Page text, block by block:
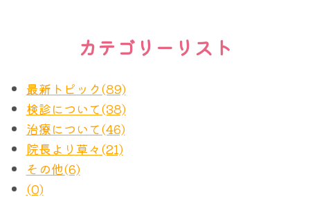
参考までに以前も紹介した「
症候群（HBOC）をご理解いただくために
用しました。
18
HER2陰性、BRCAバリアント”陽性 ”乳がんです。
いままでもこのブログの中で触れてきました。
（ トリプルネガティブ乳がんと免疫チェックポイン
ト阻害剤 その２）
ちなみにHER2陽性乳がん患者さんでは、治療目的
にBRCAバリアント検査がなされることは原則あり
カテゴリーリスト
最新トピック(89)
検診について(38)
治療について(46)
院長より草々(21)
その他(6)
(0)